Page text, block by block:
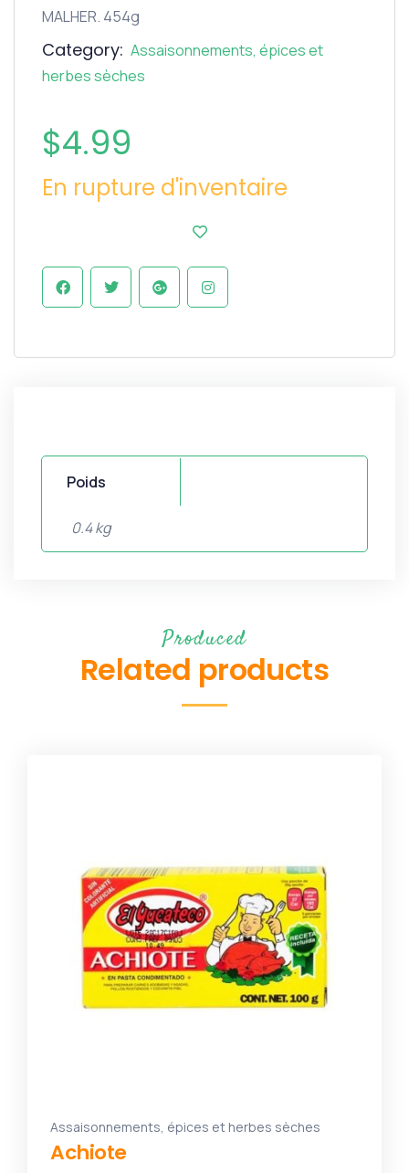
MALHER. 454g
Category: Assaisonnements, épices et
herbes sèches
$4.99
En rupture d'inventaire
Poids
0.4 kg
Produced
Related products
Assaisonnements, épices et herbes sèches
Achiote